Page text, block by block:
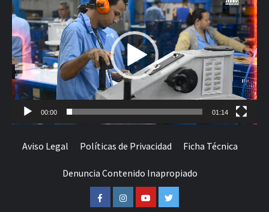
de
vídeo
00:00 01:14
Aviso Legal Políticas de Privacidad Ficha Técnica
Denuncia Contenido Inapropiado
FacebookInstagramYoutubeTwitter